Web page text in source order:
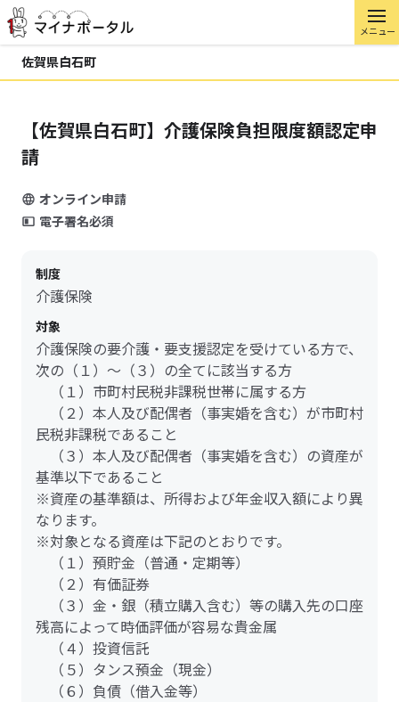
メニュー
佐賀県白石町
【佐賀県白石町】介護保険負担限度額認定申
請
オンライン申請
電子署名必須
制度
介護保険
対象
介護保険の要介護・要支援認定を受けている方で、
次の（１）～（３）の全てに該当する方
（１）市町村民税非課税世帯に属する方
（２）本人及び配偶者（事実婚を含む）が市町村
民税非課税であること
（３）本人及び配偶者（事実婚を含む）の資産が
基準以下であること
※資産の基準額は、所得および年金収入額により異
なります。
※対象となる資産は下記のとおりです。
（１）預貯金（普通・定期等）
（２）有価証券
（３）金・銀（積立購入含む）等の購入先の口座
残高によって時価評価が容易な貴金属
（４）投資信託
（５）タンス預金（現金）
（６）負債（借入金等）